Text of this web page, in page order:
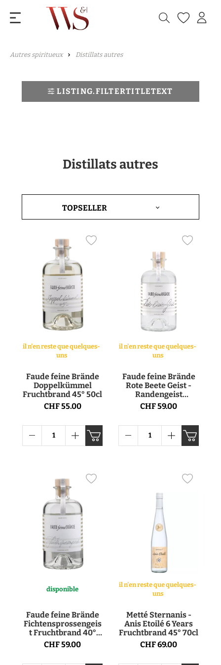
Autres spiritueux Distillats autres
LISTING.FILTERTITLETEXT
Distillats autres
il n'en reste que quelques-
uns
Faude feine Brände
Doppelkümmel
Fruchtbrand 45° 50cl
CHF 55.00
il n'en reste que quelques-
uns
Faude feine Brände
Rote Beete Geist -
Randengeist
Fruchtbrand 40° 50cl
CHF 59.00
disponible
Faude feine Brände
Fichtensprossengeis
t Fruchtbrand 40°
50cl
CHF 59.00
il n'en reste que quelques-
uns
Metté Sternanis -
Anis Etoilé 6 Years
Fruchtbrand 45° 70cl
CHF 69.00